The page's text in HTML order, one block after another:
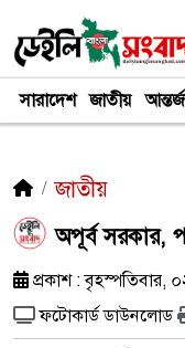
সারাদেশ জাতীয়
জাতীয়
অপূর্ব সরকার,
প্রকাশ : বৃহস্পতিবার,
ফটোকার্ড ডাউনলোড